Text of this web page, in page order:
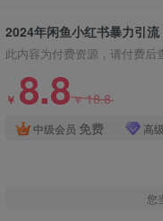
此内容为付费资源，请付费后
￥ 8.8￥18.8
中级会员 免费 高
您